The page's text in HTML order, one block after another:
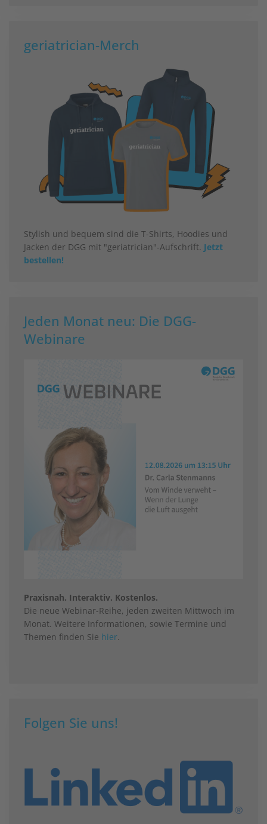
geriatrician-Merch
Stylish und bequem sind die T-Shirts, Hoodies und
Jacken der DGG mit "geriatrician"-Aufschrift. Jetzt
bestellen!
Jeden Monat neu: Die DGG-
Webinare
Praxisnah. Interaktiv. Kostenlos.
Die neue Webinar-Reihe, jeden zweiten Mittwoch im
Monat. Weitere Informationen, sowie Termine und
Themen finden Sie hier.
Folgen Sie uns!